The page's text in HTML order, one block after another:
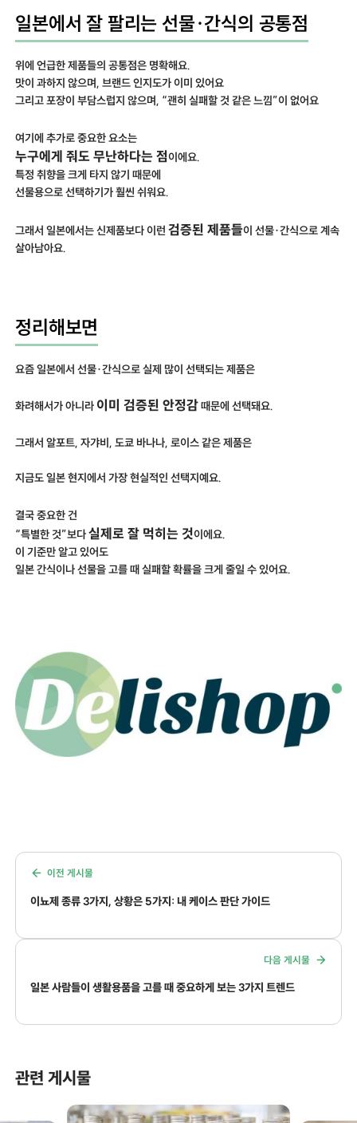
일본에서 잘 팔리는 선물·간식의 공통점
위에 언급한 제품들의 공통점은 명확해요.
맛이 과하지 않으며, 브랜드 인지도가 이미 있어요
그리고 포장이 부담스럽지 않으며, “괜히 실패할 것 같은 느낌”이 없어요
여기에 추가로 중요한 요소는
누구에게 줘도 무난하다는 점이에요.
특정 취향을 크게 타지 않기 때문에
선물용으로 선택하기가 훨씬 쉬워요.
그래서 일본에서는 신제품보다 이런검증된 제품들이 선물·간식으로 계속
살아남아요.
정리해보면
요즘 일본에서 선물·간식으로 실제 많이 선택되는 제품은
화려해서가 아니라 이미 검증된 안정감때문에 선택돼요.
그래서 알포트, 자갸비, 도쿄 바나나, 로이스 같은 제품은
지금도 일본 현지에서 가장 현실적인 선택지예요.
결국 중요한 건
“특별한 것”보다실제로 잘 먹히는 것이에요.
이 기준만 알고 있어도
일본 간식이나 선물을 고를 때 실패할 확률을 크게 줄일 수 있어요.
이전 게시물
이뇨제 종류 3가지, 상황은 5가지: 내 케이스 판단 가이드
다음 게시물
일본 사람들이 생활용품을 고를 때 중요하게 보는 3가지 트렌드
관련 게시물